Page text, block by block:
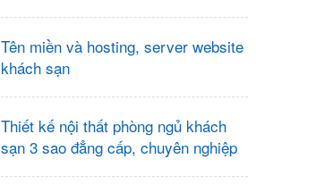
Tên miền và hosting, server website
khách sạn
Thiết kế nội thất phòng ngủ khách
sạn 3 sao đẳng cấp, chuyên nghiệp